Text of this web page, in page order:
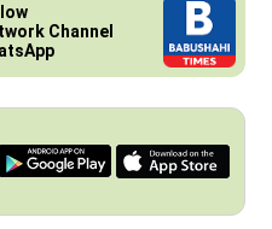
Channel